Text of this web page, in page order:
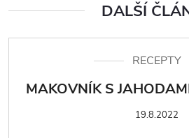
DALŠÍ
RECEPTY
MAKOVNÍK S
19.8.2022